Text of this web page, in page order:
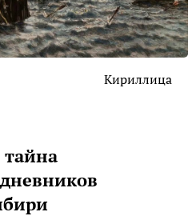
Кириллица